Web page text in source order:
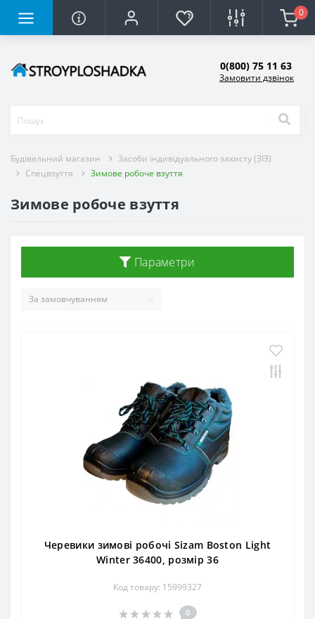
0
0(800) 75 11 63
Замовити дзвінок
Будівельний магазин
Засоби індивідуального захисту (ЗІЗ)
Спецвзуття
Зимове робоче взуття
Зимове робоче взуття
Параметри
Черевики зимові робочі Sizam Boston Light
Winter 36400, розмір 36
Код товару: 15999327
0